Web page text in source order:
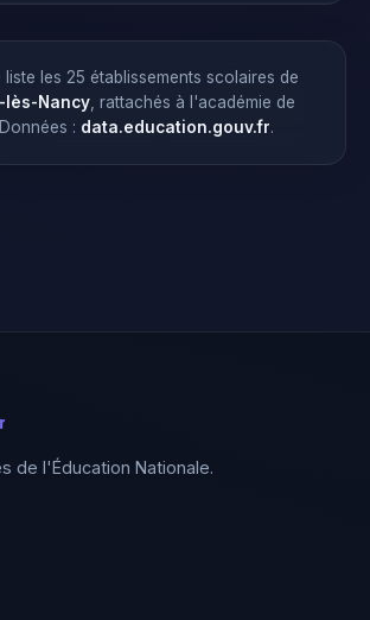
liste les 25 établissements scolaires de
lès-Nancy , rattachés à l'académie de
: data.education.gouv.fr.
de l'Éducation Nationale.